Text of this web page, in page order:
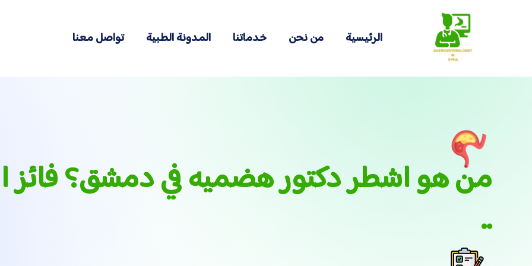
الرئيسية من نحن خدماتنا المدونة الطبية تواصل معنا
من هو اشطر دكتور هضميه في دمشق؟ فائز
..